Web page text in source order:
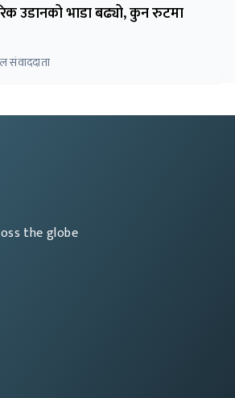
उडानको भाडा बढ्यो, कुन रुटमा
संवाददाता
the globe